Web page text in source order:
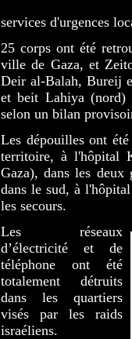
services d'urgences
25 corps ont été
ville de Gaza, et
Deir al-Balah, Bureij
et beit Lahiya (nord)
selon un bilan
Les dépouilles ont
territoire, à l'hôpital
Gaza), dans les
dans le sud, à
les secours.
Les réseaux
d’électricité et de
téléphone ont été
totalement détruits
dans les quartiers
visés par les raids
israéliens.